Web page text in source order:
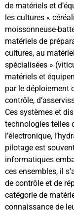
de matériels et
les cultures «
moissonneuse-
matériels de
cultures, au
spécialisées »
matériels et
par le déploiement
contrôle,
Ces systèmes et
technologies telles
l’électronique,
pilotage est
informatiques
ces ensembles, il
de contrôle et de
catégorie de
connaissance de